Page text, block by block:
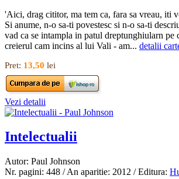
'Aici, drag cititor, ma tem ca, fara sa vreau, iti
Si anume, n-o sa-ti povestesc si n-o sa-ti
vad ca se intampla in patul dreptunghiularn pe
creierul cam incins al lui Vali - am... detalii
Pret: 13,50 lei
Vezi detalii
Intelectualii
Autor: Paul Johnson
Nr. pagini: 448 / An aparitie: 2012 / Editura: